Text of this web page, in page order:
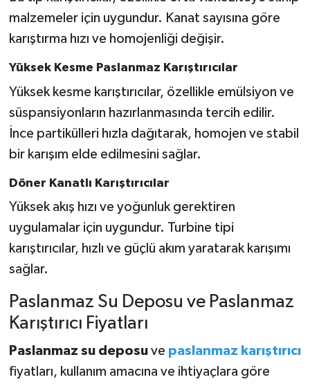
malzemeler için uygundur. Kanat sayısına göre
karıştırma hızı ve homojenliği değişir.
Yüksek Kesme Paslanmaz Karıştırıcılar
Yüksek kesme karıştırıcılar, özellikle emülsiyon ve
süspansiyonların hazırlanmasında tercih edilir.
İnce partikülleri hızla dağıtarak, homojen ve stabil
bir karışım elde edilmesini sağlar.
Döner Kanatlı Karıştırıcılar
Yüksek akış hızı ve yoğunluk gerektiren
uygulamalar için uygundur. Turbine tipi
karıştırıcılar, hızlı ve güçlü akım yaratarak karışımı
sağlar.
Paslanmaz Su Deposu ve Paslanmaz
Karıştırıcı Fiyatları
Paslanmaz su deposu ve paslanmaz karıştırıcı
fiyatları, kullanım amacına ve ihtiyaçlara göre